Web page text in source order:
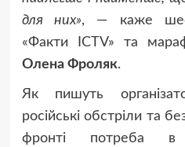
для них», — каже
«Факти ICTV» та
Олена Фроляк.
Як пишуть
російські обстріли та
фронті потреба в